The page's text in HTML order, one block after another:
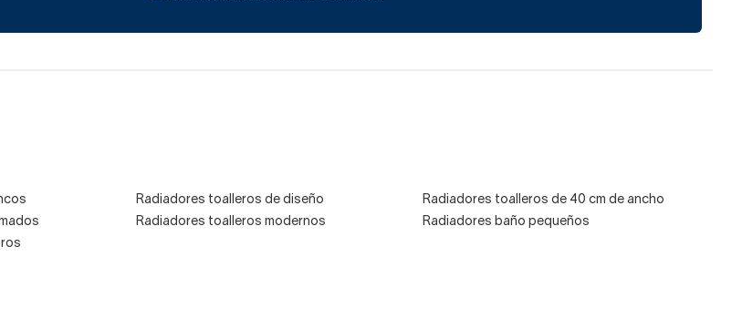
Radiadores toalleros de diseño
Radiadores toalleros modernos
Radiadores toalleros de 40 cm de ancho
Radiadores baño pequeños